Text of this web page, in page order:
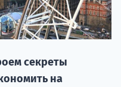
секреты
на